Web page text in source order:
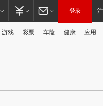
登录
游戏 彩票 车险 健康 应用